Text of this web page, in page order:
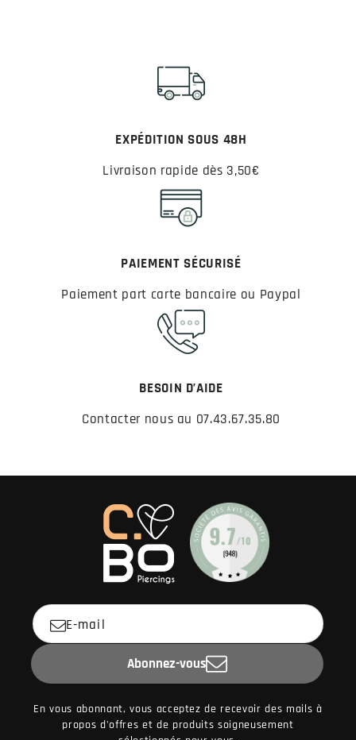
EXPÉDITION SOUS 48H
Livraison rapide dès 3,50€
PAIEMENT SÉCURISÉ
Paiement part carte bancaire ou Paypal
BESOIN D’AIDE
Contacter nous au 07.43.67.35.80
E-mail
Abonnez-vous
En vous abonnant, vous acceptez de recevoir des mails à
propos d'offres et de produits soigneusement